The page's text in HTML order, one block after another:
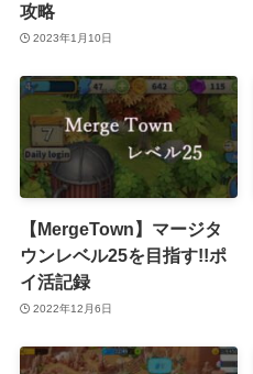
攻略
2023年1月10日
【MergeTown】マージタ
ウンレベル25を目指す!!ポ
イ活記録
2022年12月6日